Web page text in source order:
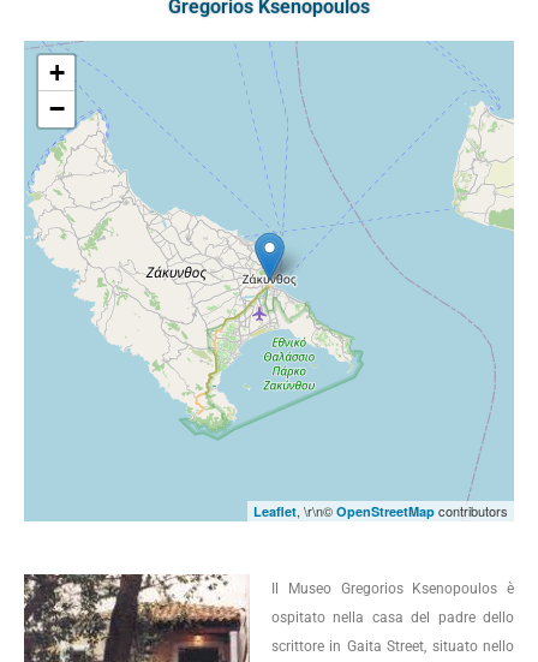
Gregorios Ksenopoulos
+
−
Leaflet, \r\n© OpenStreetMap contributors
Il Museo Gregorios Ksenopoulos è
ospitato nella casa del padre dello
scrittore in Gaita Street, situato nello